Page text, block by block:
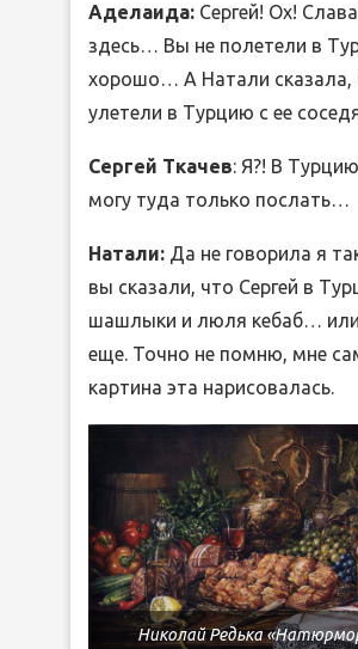
Аделаида: Сергей! Ох!
здесь… Вы не полетели в
хорошо… А Натали сказала,
улетели в Турцию с ее
Сергей Ткачев: Я?! В
могу туда только послать…
Натали: Да не говорила я
вы сказали, что Сергей в
шашлыки и люля кебаб…
еще. Точно не помню, мне
картина эта нарисовалась.
Николай Редька